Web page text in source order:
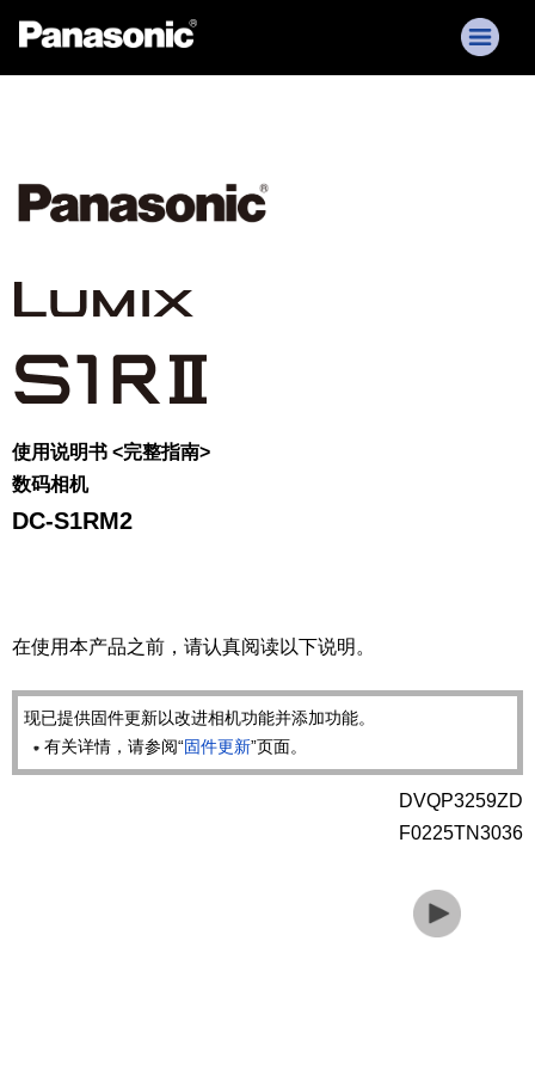
使用说明书 <完整指南>
数码相机
DC-S1RM2
在使用本产品之前，请认真阅读以下说明。
现已提供固件更新以改进相机功能并添加功能。
有关详情，请参阅“固件更新”页面。
DVQP3259ZD
F0225TN3036